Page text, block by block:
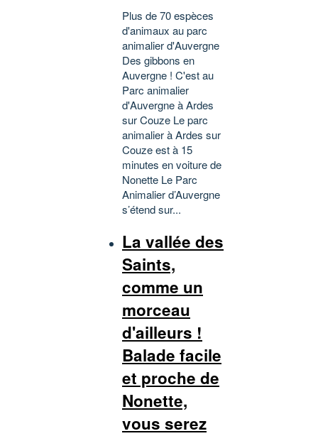
Plus de 70 espèces
d'animaux au parc
animalier d'Auvergne
Des gibbons en
Auvergne ! C'est au
Parc animalier
d'Auvergne à Ardes
sur Couze Le parc
animalier à Ardes sur
Couze est à 15
minutes en voiture de
Nonette Le Parc
Animalier d’Auvergne
s’étend sur...
La vallée des
Saints,
comme un
morceau
d'ailleurs !
Balade facile
et proche de
Nonette,
vous serez